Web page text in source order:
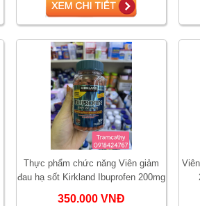
Thực phẩm chức năng Viên giảm
đau hạ sốt Kirkland Ibuprofen 200mg
350.000 VNĐ